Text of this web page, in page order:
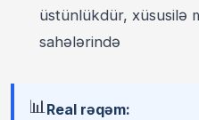
üstünlükdür, xüsusilə
sahələrində
📊Real rəqəm: